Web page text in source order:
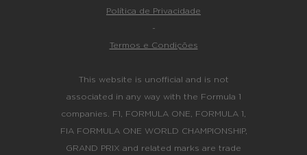
Política de Privacidade
-
Termos e Condições
This website is unofficial and is not
associated in any way with the Formula 1
companies. F1, FORMULA ONE, FORMULA 1,
FIA FORMULA ONE WORLD CHAMPIONSHIP,
GRAND PRIX and related marks are trade